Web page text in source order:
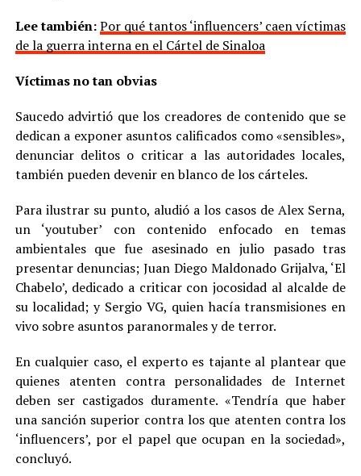
Lee también:Por qué tantos ‘influencers’ caen víctimas
de la guerra interna en el Cártel de Sinaloa
Víctimas no tan obvias
Saucedo advirtió que los creadores de contenido que se
dedican a exponer asuntos calificados como «sensibles»,
denunciar delitos o criticar a las autoridades locales,
también pueden devenir en blanco de los cárteles.
Para ilustrar su punto, aludió a los casos de Alex Serna,
un ‘youtuber’ con contenido enfocado en temas
ambientales que fue asesinado en julio pasado tras
presentar denuncias; Juan Diego Maldonado Grijalva, ‘El
Chabelo’, dedicado a criticar con jocosidad al alcalde de
su localidad; y Sergio VG, quien hacía transmisiones en
vivo sobre asuntos paranormales y de terror.
En cualquier caso, el experto es tajante al plantear que
quienes atenten contra personalidades de Internet
deben ser castigados duramente. «Tendría que haber
una sanción superior contra los que atenten contra los
‘influencers’, por el papel que ocupan en la sociedad»,
concluyó.